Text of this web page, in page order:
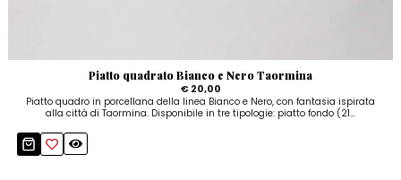
Piatto quadrato Bianco e Nero Taormina
€ 20,00
Piatto quadro in porcellana della linea Bianco e Nero, con fantasia ispirata
alla città di Taormina. Disponibile in tre tipologie: piatto fondo (21...